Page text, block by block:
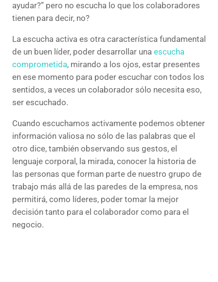
ayudar?” pero no escucha lo que los colaboradores
tienen para decir, no?
La escucha activa es otra característica fundamental
de un buen líder, poder desarrollar una escucha
comprometida, mirando a los ojos, estar presentes
en ese momento para poder escuchar con todos los
sentidos, a veces un colaborador sólo necesita eso,
ser escuchado.
Cuando escuchamos activamente podemos obtener
información valiosa no sólo de las palabras que el
otro dice, también observando sus gestos, el
lenguaje corporal, la mirada, conocer la historia de
las personas que forman parte de nuestro grupo de
trabajo más allá de las paredes de la empresa, nos
permitirá, como líderes, poder tomar la mejor
decisión tanto para el colaborador como para el
negocio.